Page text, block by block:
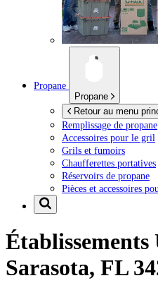
Propane
Propane
Retour au menu
Remplissage de propane
Accessoires pour le gril
Grils et fumoirs
Chaufferettes portatives
Réservoirs de propane
Pièces et accessoires
Sarasota, FL